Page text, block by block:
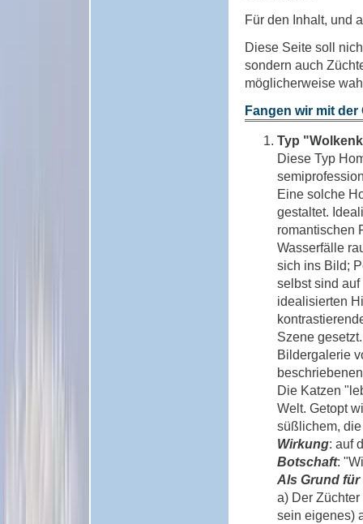
Für den Inhalt, und
Diese Seite soll
sondern auch
möglicherweise
Fangen wir mit der
Typ
Diese Typ
Eine solche
gestaltet.
romantischen
Wasserfälle
sich ins Bild;
selbst sind
idealisierten
Szene
Bildergalerie
Die Katzen
Welt. Getopt
süßlichem,
Wirkung: auf
Botschaft:
Als Grund
a) Der
sein eigenes)